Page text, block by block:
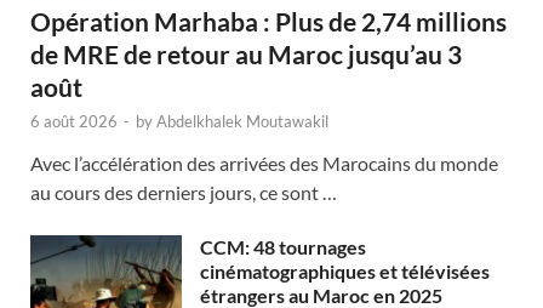
Opération Marhaba : Plus de 2,74 millions
de MRE de retour au Maroc jusqu’au 3
août
6 août 2026 - byAbdelkhalek Moutawakil
Avec l’accélération des arrivées des Marocains du monde
au cours des derniers jours, ce sont …
CCM: 48 tournages
cinématographiques et télévisées
étrangers au Maroc en 2025